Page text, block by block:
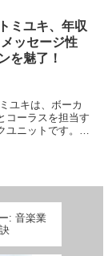
ミユキ、年収
ッセージ性
を魅了！
ユキは、ボーカ
コーラスを担当す
ニットです。彼
: 音楽業